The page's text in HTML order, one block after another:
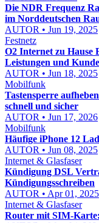
Die NDR Frequenz
im Norddeutschen
AUTOR • Jun 19, 2025
Festnetz
O2 Internet zu Hause
Leistungen und
AUTOR • Jun 18, 2025
Mobilfunk
Tastensperre
schnell und sicher
AUTOR • Jun 17, 2026
Mobilfunk
Häufige iPhone 12
AUTOR • Jun 08, 2025
Internet & Glasfaser
Kündigung DSL
Kündigungsschreiben
AUTOR • Apr 01, 2025
Internet & Glasfaser
Router mit SIM-